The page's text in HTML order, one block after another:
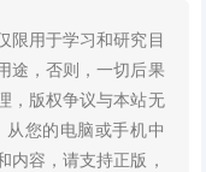
限用于学习和研究目
途，否则，一切后果
，版权争议与本站无
您的电脑或手机中
内容，请支持正版，